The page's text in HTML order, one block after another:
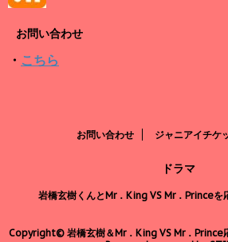
お問い合わせ
・ こちら
お問い合わせ ジャニアイチケ
ドラマ
岩橋玄樹くんとMr．King VS Mr．Princeを
Copyright© 岩橋玄樹＆Mr．King VS Mr．Prince